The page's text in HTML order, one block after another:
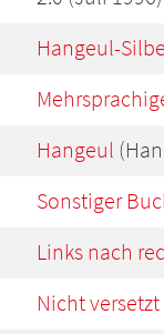
Hangeul-
Hangeul
Sonstiger
Links nach
Nicht versetzt